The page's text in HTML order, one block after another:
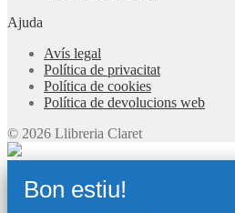
Ajuda
Avís legal
Política de privacitat
Política de cookies
Política de devolucions web
© 2026 Llibreria Claret
Bon estiu!